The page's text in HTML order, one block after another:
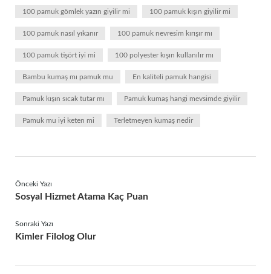
100 pamuk gömlek yazın giyilir mi 100 pamuk kışın giyilir mi
100 pamuk nasıl yıkanır 100 pamuk nevresim kırışır mı
100 pamuk tişört iyi mi 100 polyester kışın kullanılır mı
Bambu kumaş mı pamuk mu En kaliteli pamuk hangisi
Pamuk kışın sıcak tutar mı Pamuk kumaş hangi mevsimde giyilir
Pamuk mu iyi keten mi Terletmeyen kumaş nedir
Önceki Yazı
Sosyal Hizmet Atama Kaç Puan
Sonraki Yazı
Kimler Filolog Olur